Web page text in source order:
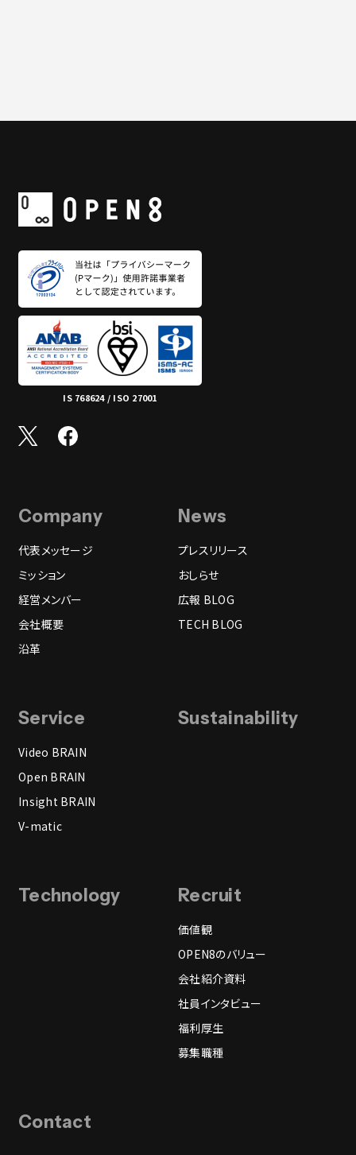
IS 768624 / ISO 27001
Company
代表メッセージ
ミッション
経営メンバー
会社概要
沿革
News
プレスリリース
おしらせ
広報 BLOG
TECH BLOG
Service
Video BRAIN
Open BRAIN
Insight BRAIN
V-matic
Technology Recruit
価値観
OPEN8のバリュー
会社紹介資料
社員インタビュー
福利厚生
募集職種
Sustainability
Contact